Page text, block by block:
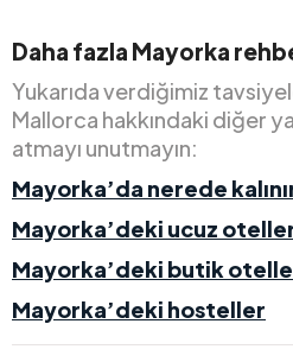
Daha fazla Mayorka
Yukarıda verdiğimiz
Mallorca hakkındaki diğer
atmayı unutmayın:
Mayorka’da nerede
Mayorka’deki ucuz
Mayorka’deki butik
Mayorka’deki hosteller